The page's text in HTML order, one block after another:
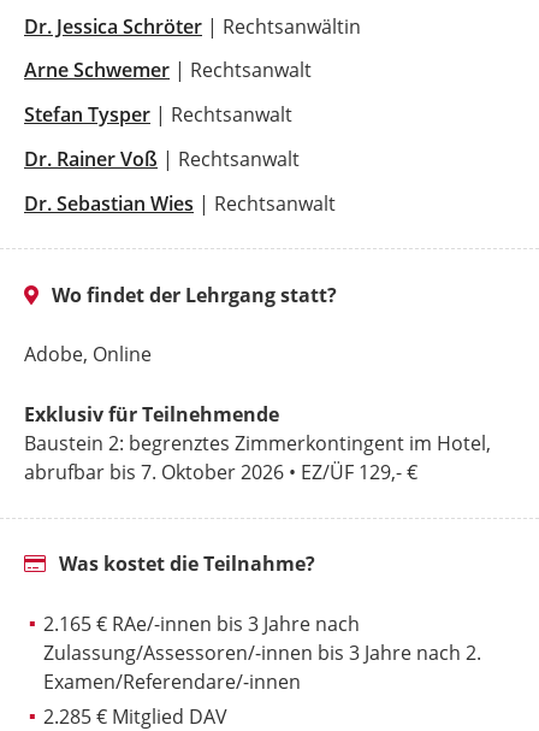
Dr. Jessica Schröter | Rechtsanwältin
Arne Schwemer | Rechtsanwalt
Stefan Tysper | Rechtsanwalt
Dr. Rainer Voß | Rechtsanwalt
Dr. Sebastian Wies | Rechtsanwalt
Wo findet der Lehrgang statt?
Adobe, Online
Exklusiv für Teilnehmende
Baustein 2: begrenztes Zimmerkontingent im Hotel,
abrufbar bis 7. Oktober 2026 • EZ/ÜF 129,- €
Was kostet die Teilnahme?
2.165 € RAe/-innen bis 3 Jahre nach
Zulassung/Assessoren/-innen bis 3 Jahre nach 2.
Examen/Referendare/-innen
2.285 € Mitglied DAV